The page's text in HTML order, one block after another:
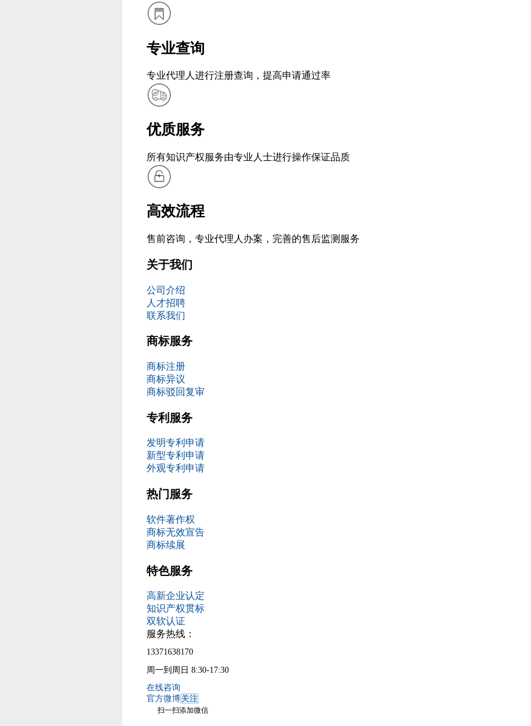
专业查询
专业代理人进行注册查询，提高申请通过率
优质服务
所有知识产权服务由专业人士进行操作保证品质
高效流程
售前咨询，专业代理人办案，完善的售后监测服务
关于我们
公司介绍
人才招聘
联系我们
商标服务
商标注册
商标异议
商标驳回复审
专利服务
发明专利申请
新型专利申请
外观专利申请
热门服务
软件著作权
商标无效宣告
商标续展
特色服务
高新企业认定
知识产权贯标
双软认证
服务热线：
13371638170
周一到周日 8:30-17:30
在线咨询
官方微博关注
扫一扫添加微信